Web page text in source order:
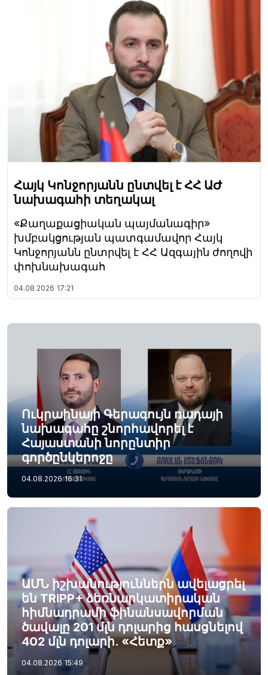
Հայկ Կոնջորյանն ընտվել է ՀՀ ԱԺ
նախագահի տեղակալ
«Քաղաքացիական պայմանագիր»
խմբակցության պատգամավոր Հայկ
Կոնջորյանն ընտրվել է ՀՀ Ազգային ժողովի
փոխնախագահ
04.08.2026 17:21
Ուկրաինայի Գերագույն ռադայի
նախագահը շնորհավորել է
Հայաստանի նորընտիր
գործընկերոջը
04.08.2026 16:31
ԱՄՆ իշխանություններն ավելացրել
են TRIPP+ ձեռնարկատիրական
հիմնադրամի ֆինանսավորման
ծավալը 201 մլն դոլարից հասցնելով
402 մլն դոլարի. «Հետք»
04.08.2026 15:49